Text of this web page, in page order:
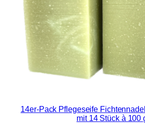
14er-Pack Pflegeseife
mit 14 Stück à 100